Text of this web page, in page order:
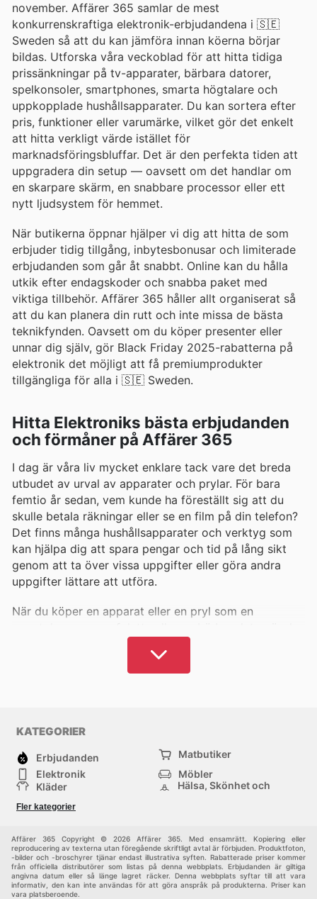
november. Affärer 365 samlar de mest
konkurrenskraftiga elektronik-erbjudandena i 🇸🇪
Sweden så att du kan jämföra innan köerna börjar
bildas. Utforska våra veckoblad för att hitta tidiga
prissänkningar på tv-apparater, bärbara datorer,
spelkonsoler, smartphones, smarta högtalare och
uppkopplade hushållsapparater. Du kan sortera efter
pris, funktioner eller varumärke, vilket gör det enkelt
att hitta verkligt värde istället för
marknadsföringsbluffar. Det är den perfekta tiden att
uppgradera din setup — oavsett om det handlar om
en skarpare skärm, en snabbare processor eller ett
nytt ljudsystem för hemmet.
När butikerna öppnar hjälper vi dig att hitta de som
erbjuder tidig tillgång, inbytesbonusar och limiterade
erbjudanden som går åt snabbt. Online kan du hålla
utkik efter endagskoder och snabba paket med
viktiga tillbehör. Affärer 365 håller allt organiserat så
att du kan planera din rutt och inte missa de bästa
teknikfynden. Oavsett om du köper presenter eller
unnar dig själv, gör Black Friday 2025-rabatterna på
elektronik det möjligt att få premiumprodukter
tillgängliga för alla i 🇸🇪 Sweden.
Hitta Elektroniks bästa erbjudanden
och förmåner på Affärer 365
I dag är våra liv mycket enklare tack vare det breda
utbudet av urval av apparater och prylar. För bara
femtio år sedan, vem kunde ha föreställt sig att du
skulle betala räkningar eller se en film på din telefon?
Det finns många hushållsapparater och verktyg som
kan hjälpa dig att spara pengar och tid på lång sikt
genom att ta över vissa uppgifter eller göra andra
uppgifter lättare att utföra.
När du köper en apparat eller en pryl som en
göra en långsiktig investering. Det är viktigt att få en
produkt av hög kvalitet som kommer att fungera som
avsett och tjäna oss så länge som möjligt. För att göra
Bättre produkter tenderar i regel att vara dyrare,
vilket innebär att varje möjlighet att spara pengar är
välkommen. Vi erbjuder ett brett urval av rabatter och
produktkataloger som gör att du kan upptäcka de
bästa ställena att handla
aktuella kampanjer, belöningsprogram med mera för
att få ut så mycket som möjligt av varje köp och se
till att du kan köpa exakt det du vill ha till ett lägre
pris.
KATEGORIER
Erbjudanden
Matbutiker
Elektronik
Möbler
Kläder
Hälsa, Skönhet och
Bygg & Trädgård
Fler kategorier
Affärer 365 Copyright © 2026 Affärer 365. Med ensamrätt. Kopiering eller
reproducering av texterna utan föregående skriftligt avtal är förbjuden. Produktfoton,
-bilder och -broschyrer tjänar endast illustrativa syften. Rabatterade priser kommer
från officiella distributörer som listas på denna webbplats. Erbjudanden är giltiga
angivna datum eller så länge lagret räcker. Denna webbplats syftar till att vara
informativ, den kan inte användas för att göra anspråk på produkterna. Priser kan
vara platsberoende.